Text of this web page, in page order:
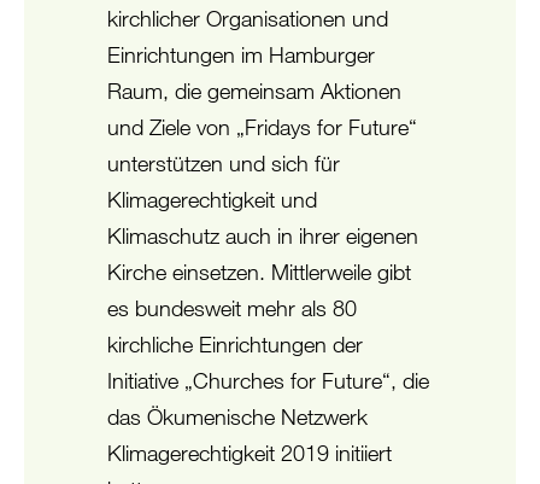
kirchlicher Organisationen und
Einrichtungen im Hamburger
Raum, die gemeinsam Aktionen
und Ziele von „Fridays for Future“
unterstützen und sich für
Klimagerechtigkeit und
Klimaschutz auch in ihrer eigenen
Kirche einsetzen. Mittlerweile gibt
es bundesweit mehr als 80
kirchliche Einrichtungen der
Initiative „Churches for Future“, die
das Ökumenische Netzwerk
Klimagerechtigkeit 2019 initiiert